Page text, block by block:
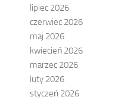
lipiec 2026
czerwiec 2026
maj 2026
kwiecień 2026
marzec 2026
luty 2026
styczeń 2026